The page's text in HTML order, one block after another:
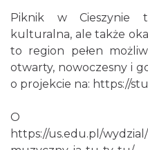
Piknik w Cieszynie
kulturalna, ale także
to region pełen
otwarty, nowoczesny i
o projekcie na: https://
O
https://us.edu.pl/